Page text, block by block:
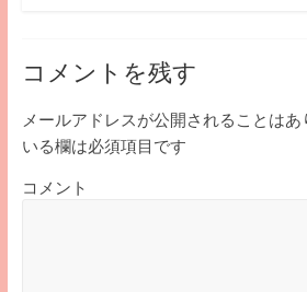
コメントを残す
メールアドレスが公開されることはあ
いる欄は必須項目です
コメント